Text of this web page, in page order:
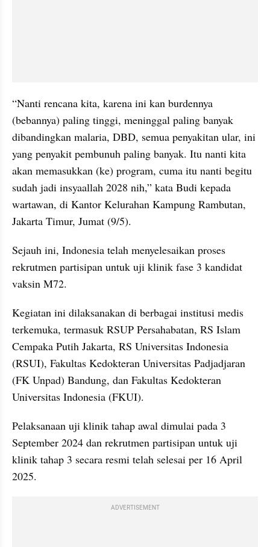
“Nanti rencana kita, karena ini kan burdennya
(bebannya) paling tinggi, meninggal paling banyak
dibandingkan malaria, DBD, semua penyakitan ular, ini
yang penyakit pembunuh paling banyak. Itu nanti kita
akan memasukkan (ke) program, cuma itu nanti begitu
sudah jadi insyaallah 2028 nih,” kata Budi kepada
wartawan, di Kantor Kelurahan Kampung Rambutan,
Jakarta Timur, Jumat (9/5).
Sejauh ini, Indonesia telah menyelesaikan proses
rekrutmen partisipan untuk uji klinik fase 3 kandidat
vaksin M72.
Kegiatan ini dilaksanakan di berbagai institusi medis
terkemuka, termasuk RSUP Persahabatan, RS Islam
Cempaka Putih Jakarta, RS Universitas Indonesia
(RSUI), Fakultas Kedokteran Universitas Padjadjaran
(FK Unpad) Bandung, dan Fakultas Kedokteran
Universitas Indonesia (FKUI).
Pelaksanaan uji klinik tahap awal dimulai pada 3
September 2024 dan rekrutmen partisipan untuk uji
klinik tahap 3 secara resmi telah selesai per 16 April
2025.
ADVERTISEMENT